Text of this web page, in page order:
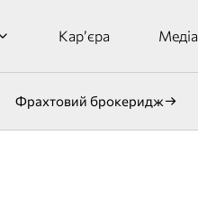
Кар’єра Медіа
Фрахтовий брокеридж